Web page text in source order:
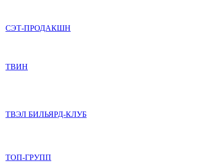
СЭТ-ПРОДАКШН
ТВИН
ТВЭЛ БИЛЬЯРД-КЛУБ
ТОП-ГРУПП